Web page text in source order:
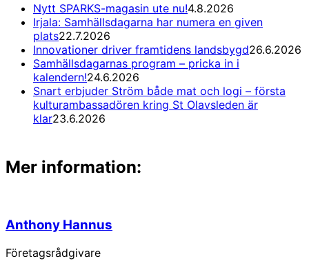
Nytt SPARKS-magasin ute nu!4.8.2026
Irjala: Samhällsdagarna har numera en given
plats22.7.2026
Innovationer driver framtidens landsbygd26.6.2026
Samhällsdagarnas program – pricka in i
kalendern!24.6.2026
Snart erbjuder Ström både mat och logi – första
kulturambassadören kring St Olavsleden är
klar23.6.2026
Mer information:
Anthony Hannus
Företagsrådgivare